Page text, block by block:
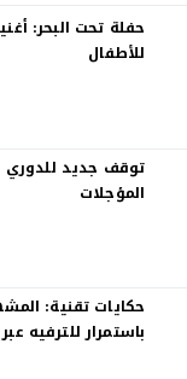
حفلة تحت البحر:
للأطفال
توقف جديد للدوري
المؤجلات
حكايات تقنية:
باستمرار للترفيه عبر